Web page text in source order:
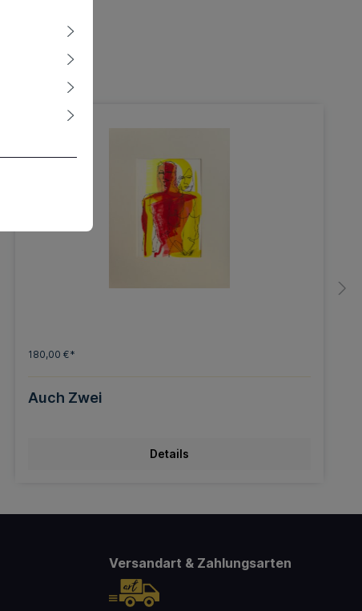
180,00 €*
Auch Zwei
Details
Versandart & Zahlungsarten